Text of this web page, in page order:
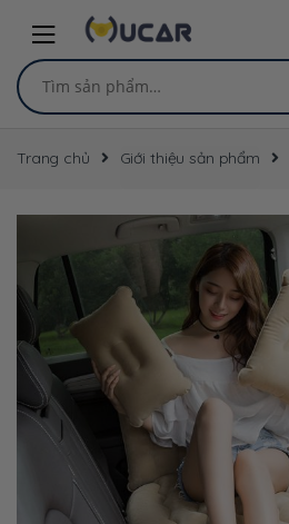
navigation
content
Tìm
kiếm:
Trang chủ Giới thiệu sản phẩm